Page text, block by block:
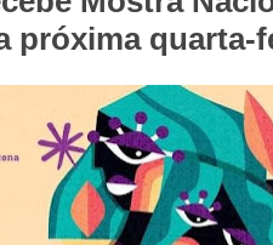
próxima quarta-